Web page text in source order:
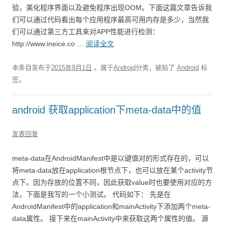
验，美化程序界面以及避免程序出现OOM。下面这篇文章告诉我
们可以通过代码看出每个应用程序最高可用内存是多少，当然我
们可以通过第三方工具来对APP性能进行检测：
http://www.ineice.co … 阅读全文
本条目发布于2015年9月1日 。属于Android分类，被贴了 Android 标
签。
android 获取application下meta-data中的值
发表回复
meta-data在AndroidManifest中是以键值对的形式存在的，可以
将meta-data放在application根节点下，也可以放在某个activity节
点下。因为存放的位置不同，因此获取value时也要使用对应的方
法，下面是我写的一个小测试。 代码如下： 先是在
AndroidManifest中的application和mainActivity下添加两个meta-
data属性。 接下来在mainActivity中来获取这两个属性的值。 源